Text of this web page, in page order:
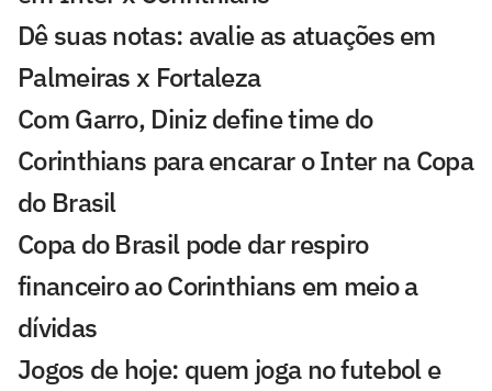
Dê suas notas: avalie as atuações em
Palmeiras x Fortaleza
Com Garro, Diniz define time do
Corinthians para encarar o Inter na Copa
do Brasil
Copa do Brasil pode dar respiro
financeiro ao Corinthians em meio a
dívidas
Jogos de hoje: quem joga no futebol e